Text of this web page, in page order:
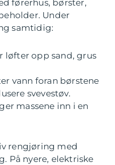
førerhus, børster,
Under
samtidig:
løfter opp sand, grus
vann foran børstene
svevestøv.
massene inn i en
rengjøring med
På nyere, elektriske